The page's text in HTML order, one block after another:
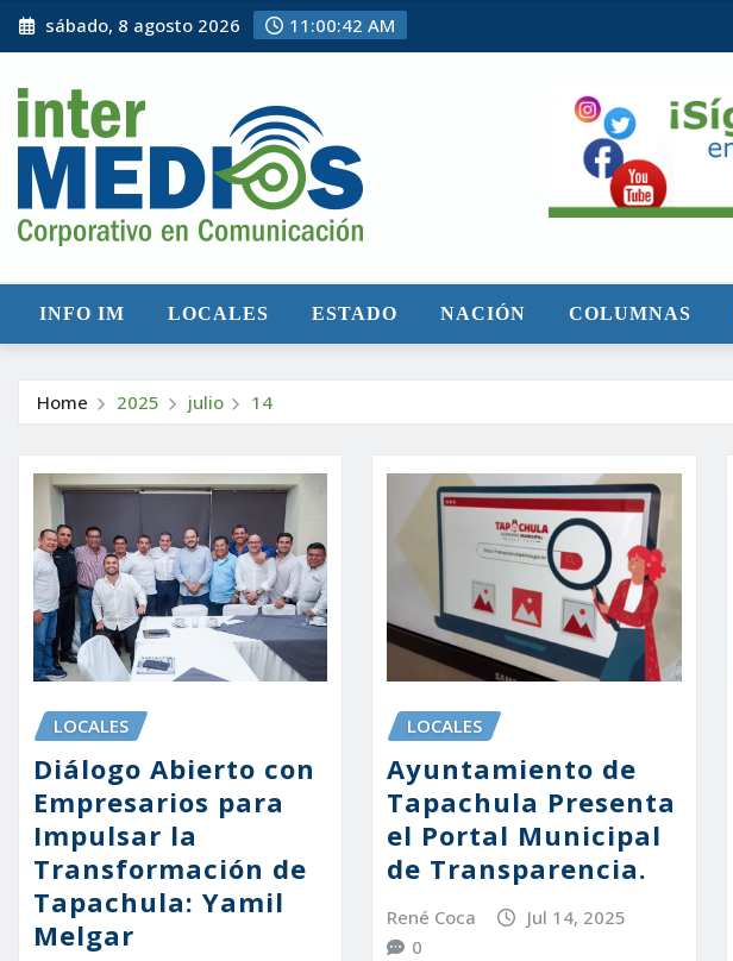
Skip
to
sábado, 8 agosto 2026 11:00:43 AM
INFO IM LOCALES ESTADO NACIÓN COLUMNAS
Home 2025 julio 14
LOCALES
Diálogo Abierto con
Empresarios para
Impulsar la
Transformación de
Tapachula: Yamil
Melgar
LOCALES
Ayuntamiento de
Tapachula Presenta
el Portal Municipal
de Transparencia.
René Coca
Jul 14, 2025
0